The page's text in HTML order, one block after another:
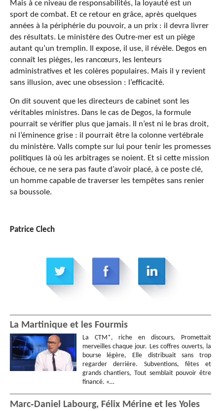
Mais à ce niveau de responsabilités, la loyauté est un
sport de combat. Et ce retour en grâce, après quelques
années à la périphérie du pouvoir, a un prix : il devra livrer
des résultats. Le ministère des Outre-mer est un piège
autant qu’un tremplin. Il expose, il use, il révèle. Degos en
connaît les pièges, les rancœurs, les lenteurs
administratives et les colères populaires. Mais il y revient
sans illusion, avec une obsession : l’efficacité.
On dit souvent que les directeurs de cabinet sont les
véritables ministres. Dans le cas de Degos, la formule
pourrait se vérifier plus que jamais. Il n’est ni le bras droit,
ni l’éminence grise : il pourrait être la colonne vertébrale
du ministère. Valls compte sur lui pour tenir les promesses
politiques là où les arbitrages se noient. Et si cette mission
échoue, ce ne sera pas faute d’avoir placé, à ce poste clé,
un homme capable de traverser les tempêtes sans renier
sa boussole.
Patrice Clech
La Martinique et les Fourmis
La CTM*, riche en discours, Promettait
merveilles chaque jour. Les coffres ouverts, la
bourse légère, Elle distribuait sans trop
regarder derrière. Subventions, fêtes et
grands chantiers, Tout semblait pouvoir être
financé. «…
Marc‑Daniel Labourg, Félix Mérine et les Yoles